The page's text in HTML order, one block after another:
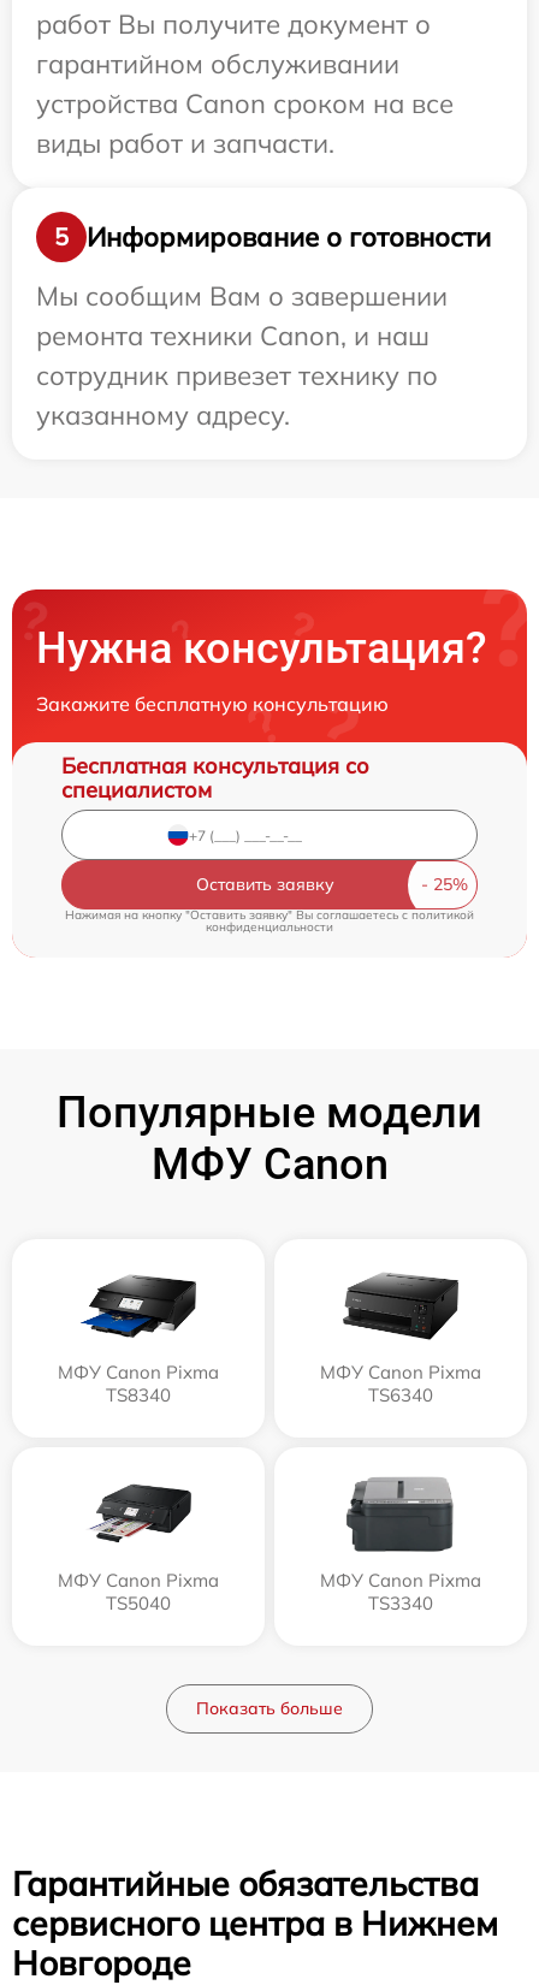
работ Вы получите документ о
гарантийном обслуживании
устройства Canon сроком на все
виды работ и запчасти.
5
Информирование о готовности
Мы сообщим Вам о завершении
ремонта техники Canon, и наш
сотрудник привезет технику по
указанному адресу.
Нужна консультация?
Закажите бесплатную консультацию
Бесплатная консультация со
специалистом
Оставить заявку
Нажимая на кнопку "Оставить заявку" Вы соглашаетесь cполитикой
конфиденциальности
Популярные модели
МФУ Canon
МФУ Canon Pixma
TS8340
МФУ Canon Pixma
TS6340
МФУ Canon Pixma
TS5040
МФУ Canon Pixma
TS3340
Показать больше
Гарантийные обязательства
сервисного центра в Нижнем
Новгороде